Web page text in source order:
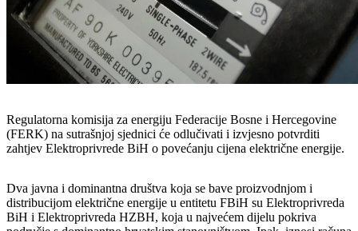
Regulatorna komisija za energiju Federacije Bosne i Hercegovine
(FERK) na sutrašnjoj sjednici će odlučivati i izvjesno potvrditi
zahtjev Elektroprivrede BiH o povećanju cijena električne energije.
Dva javna i dominantna društva koja se bave proizvodnjom i
distribucijom električne energije u entitetu FBiH su Elektroprivreda
BiH i Elektroprivreda HZBH, koja u najvećem dijelu pokriva